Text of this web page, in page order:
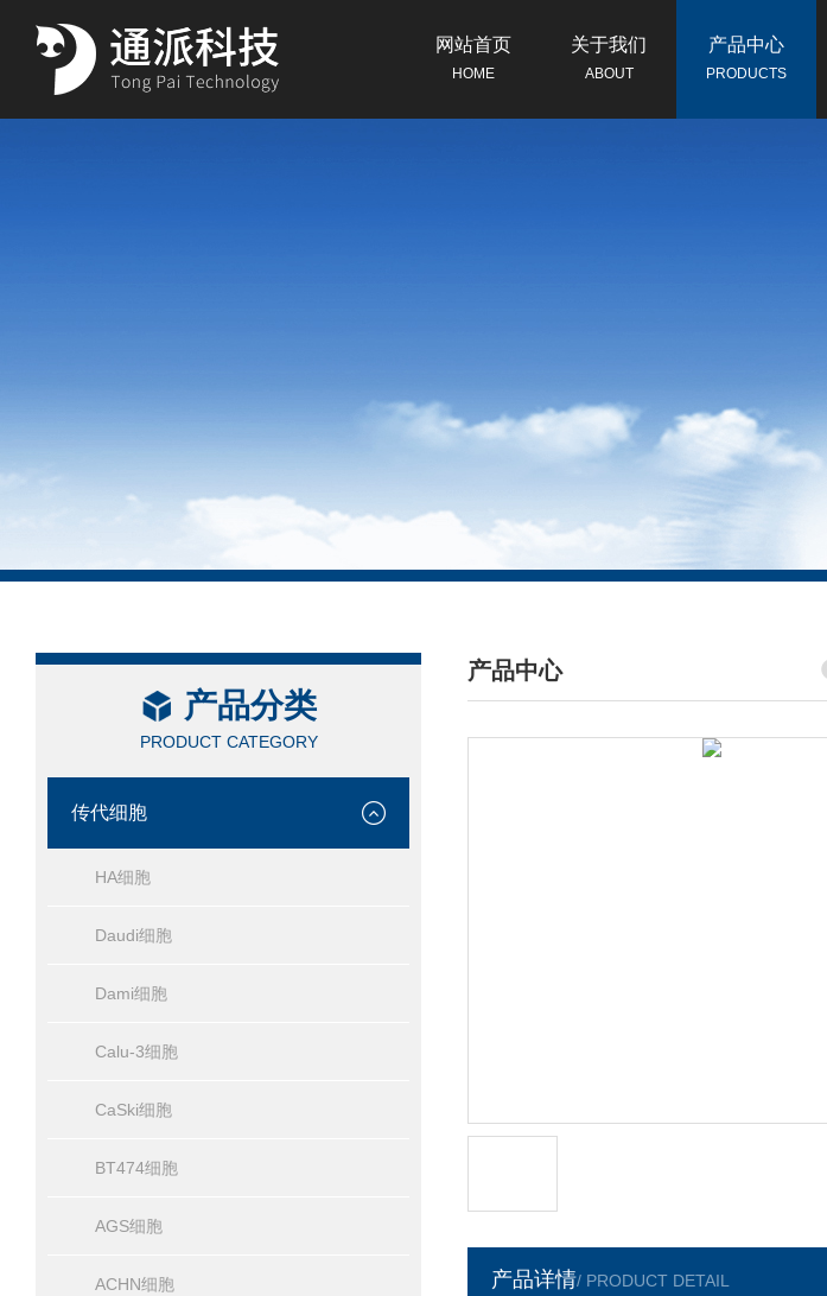
网站首页
HOME
关于我们
ABOUT
产品中心
PRODUCTS
产品分类
PRODUCT CATEGORY
传代细胞
HA细胞
Daudi细胞
Dami细胞
Calu-3细胞
CaSki细胞
BT474细胞
AGS细胞
ACHN细胞
产品中心
/ PRODUCTS CENTER
产品详情/ PRODUCT DETAIL